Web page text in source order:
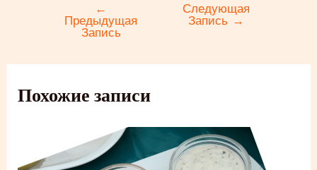
Навигация←
Предыдущая
Запись
Следующая
Запись →
Похожие записи